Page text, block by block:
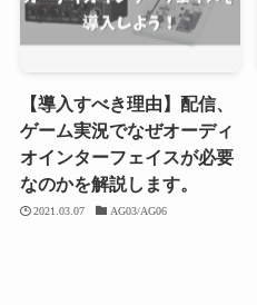
【導入すべき理由】配信、
ゲーム実況でなぜオーディ
オインターフェイスが必要
なのかを解説します。
2021.03.07 AG03/AG06